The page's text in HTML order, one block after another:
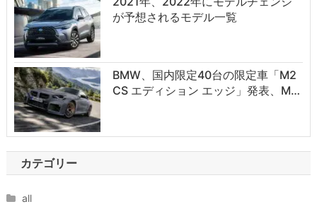
が予想されるモデル一覧
BMW、国内限定40台の限定車「M2
CS エディション エッジ」発表、M…
カテゴリー
all